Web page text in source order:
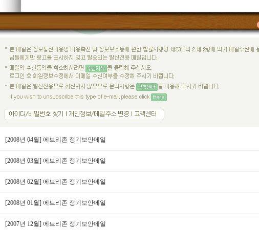
[2008년 04월] 에브리존 정기보안메일
[2008년 03월] 에브리존 정기보안메일
[2008년 02월] 에브리존 정기보안메일
[2008년 01월] 에브리존 정기보안메일
[2007년 12월] 에브리존 정기보안메일